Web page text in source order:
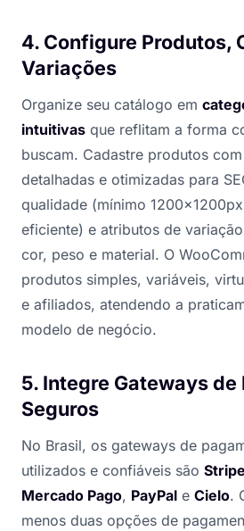
4. Configure Produtos,
Variações
Organize seu catálogo em
intuitivas que reflitam a forma
buscam. Cadastre produtos
detalhadas e otimizadas para
qualidade (mínimo
eficiente) e atributos de
cor, peso e material. O
produtos simples, variáveis,
e afiliados, atendendo a
modelo de negócio.
5. Integre Gateways de
Seguros
No Brasil, os gateways de
utilizados e confiáveis são Stripe
Mercado Pago, PayPal e Cielo.
menos duas opções de